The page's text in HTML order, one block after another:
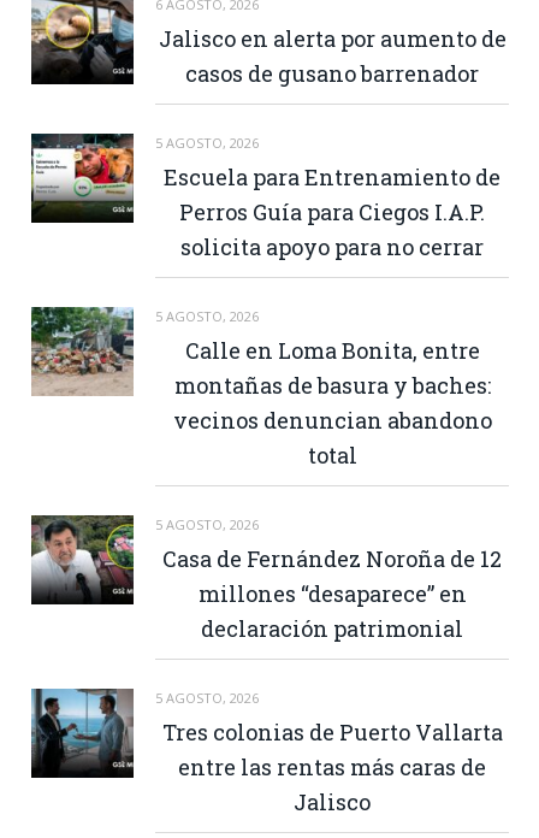
6 AGOSTO, 2026
Jalisco en alerta por aumento de
casos de gusano barrenador
5 AGOSTO, 2026
Escuela para Entrenamiento de
Perros Guía para Ciegos I.A.P.
solicita apoyo para no cerrar
5 AGOSTO, 2026
Calle en Loma Bonita, entre
montañas de basura y baches:
vecinos denuncian abandono
total
5 AGOSTO, 2026
Casa de Fernández Noroña de 12
millones “desaparece” en
declaración patrimonial
5 AGOSTO, 2026
Tres colonias de Puerto Vallarta
entre las rentas más caras de
Jalisco